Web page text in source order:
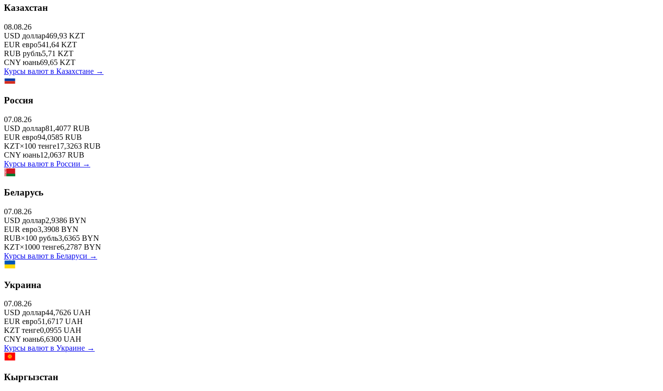
Казахстан
08.08.26
USD доллар469,93 KZT
EUR евро541,64 KZT
RUB рубль5,71 KZT
CNY юань69,65 KZT
Курсы валют в Казахстане →
Россия
07.08.26
USD доллар81,4077 RUB
EUR евро94,0585 RUB
KZT×100 тенге17,3263 RUB
CNY юань12,0637 RUB
Курсы валют в России →
Беларусь
07.08.26
USD доллар2,9386 BYN
EUR евро3,3908 BYN
RUB×100 рубль3,6365 BYN
KZT×1000 тенге6,2787 BYN
Курсы валют в Беларуси →
Украина
07.08.26
USD доллар44,7626 UAH
EUR евро51,6717 UAH
KZT тенге0,0955 UAH
CNY юань6,6300 UAH
Курсы валют в Украине →
Кыргызстан